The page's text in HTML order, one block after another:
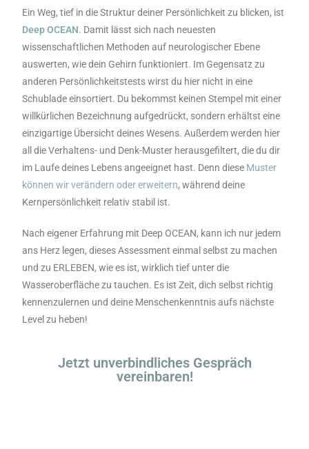
Ein Weg, tief in die Struktur deiner Persönlichkeit zu blicken, ist
Deep OCEAN. Damit lässt sich nach neuesten
wissenschaftlichen Methoden auf neurologischer Ebene
auswerten, wie dein Gehirn funktioniert. Im Gegensatz zu
anderen Persönlichkeitstests wirst du hier nicht in eine
Schublade einsortiert. Du bekommst keinen Stempel mit einer
willkürlichen Bezeichnung aufgedrückt, sondern erhältst eine
einzigartige Übersicht deines Wesens. Außerdem werden hier
all die Verhaltens- und Denk-Muster herausgefiltert, die du dir
im Laufe deines Lebens angeeignet hast. Denn diese Muster
können wir verändern oder erweitern, während deine
Kernpersönlichkeit relativ stabil ist.
Nach eigener Erfahrung mit Deep OCEAN, kann ich nur jedem
ans Herz legen, dieses Assessment einmal selbst zu machen
und zu ERLEBEN, wie es ist, wirklich tief unter die
Wasseroberfläche zu tauchen. Es ist Zeit, dich selbst richtig
kennenzulernen und deine Menschenkenntnis aufs nächste
Level zu heben!
Jetzt unverbindliches Gespräch
vereinbaren!